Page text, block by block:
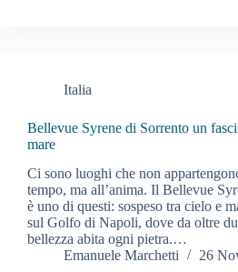
Italia
Bellevue Syrene di Sorrento un
mare
Ci sono luoghi che non
tempo, ma all’anima. Il Bellevue
è uno di questi: sospeso tra cielo e
sul Golfo di Napoli, dove da oltre
bellezza abita ogni pietra.…
Emanuele Marchetti
26